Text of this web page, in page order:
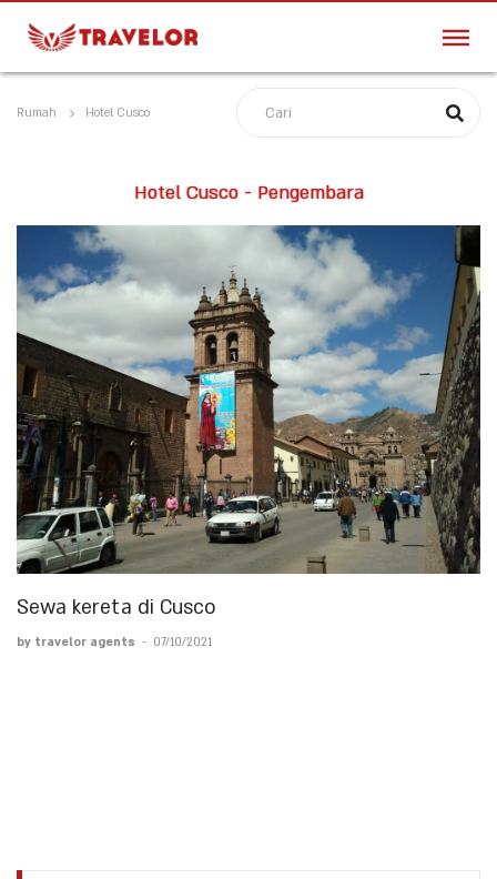
Rumah Hotel Cusco
Hotel Cusco - Pengembara
Sewa kereta di Cusco
by travelor agents - 07/10/2021